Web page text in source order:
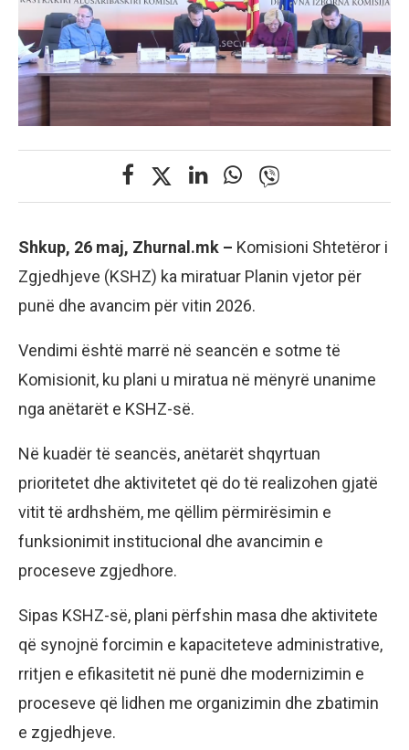
Shkup, 26 maj, Zhurnal.mk – Komisioni Shtetëror i
Zgjedhjeve (KSHZ) ka miratuar Planin vjetor për
punë dhe avancim për vitin 2026.
Vendimi është marrë në seancën e sotme të
Komisionit, ku plani u miratua në mënyrë unanime
nga anëtarët e KSHZ-së.
Në kuadër të seancës, anëtarët shqyrtuan
prioritetet dhe aktivitetet që do të realizohen gjatë
vitit të ardhshëm, me qëllim përmirësimin e
funksionimit institucional dhe avancimin e
proceseve zgjedhore.
Sipas KSHZ-së, plani përfshin masa dhe aktivitete
që synojnë forcimin e kapaciteteve administrative,
rritjen e efikasitetit në punë dhe modernizimin e
proceseve që lidhen me organizimin dhe zbatimin
e zgjedhjeve.